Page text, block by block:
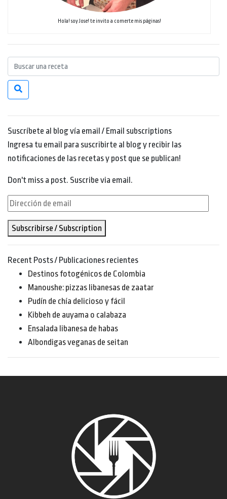
Hola! soy Jose! te invito a comerte mis páginas!
Suscríbete al blog vía email / Email subscriptions
Ingresa tu email para suscribirte al blog y recibir las
notificaciones de las recetas y post que se publican!
Don't miss a post. Suscribe via email.
Dirección
email
Subscribirse / Subscription
Recent Posts / Publicaciones recientes
Destinos fotogénicos de Colombia
Manoushe: pizzas libanesas de zaatar
Pudín de chía delicioso y fácil
Kibbeh de auyama o calabaza
Ensalada libanesa de habas
Albondigas veganas de seitan